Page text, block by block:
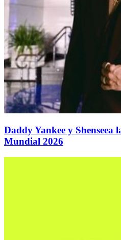
Daddy Yankee y Shenseea
Mundial 2026